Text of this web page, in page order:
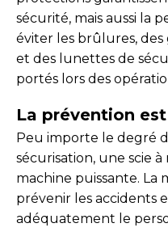
sécurité, mais aussi la
éviter les brûlures, des
et des lunettes de
portés lors des
La prévention
Peu importe le degré
sécurisation, une scie
machine puissante. La
prévenir les accidents
adéquatement le